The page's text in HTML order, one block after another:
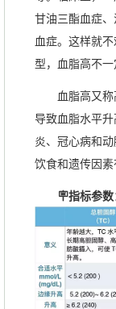
甘油三酯血症
血症。这样就
型，血脂高不
血脂高又
导致血脂水平
炎、冠心病和
饮食和遗传因素
🪧指标参数